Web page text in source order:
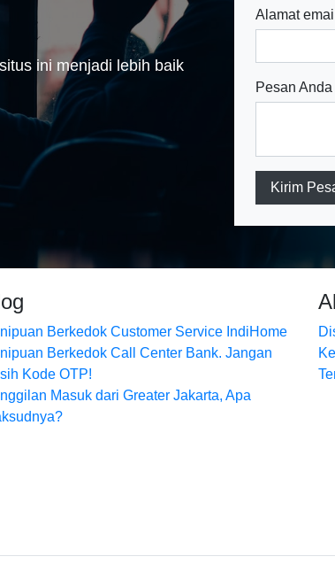
ini menjadi lebih baik
Alamat
Pesan Anda
Kirim
Berkedok Customer Service IndiHome
Berkedok Call Center Bank. Jangan
Kode OTP!
Masuk dari Greater Jakarta, Apa